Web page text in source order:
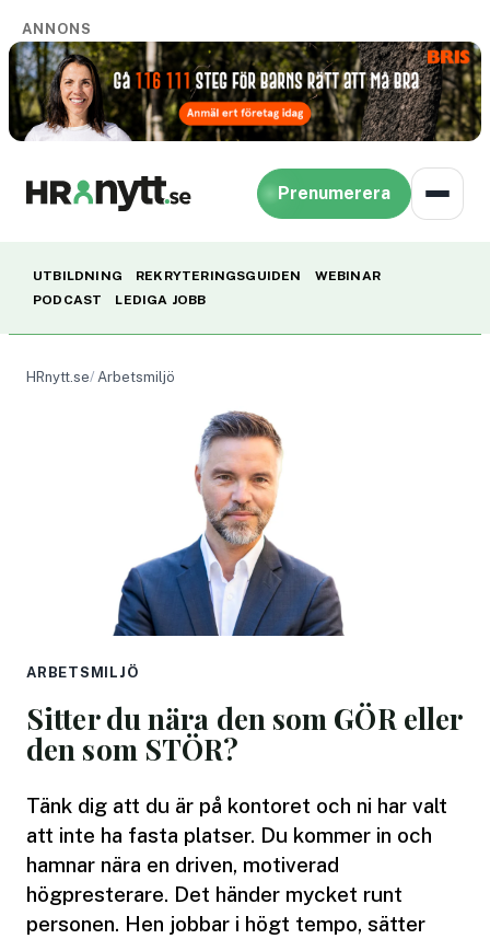
ANNONS
Prenumerera
UTBILDNING REKRYTERINGSGUIDEN
WEBINAR
PODCAST
LEDIGA JOBB
HRnytt.se Arbetsmiljö
ARBETSMILJÖ
Sitter du nära den som GÖR eller
den som STÖR?
Tänk dig att du är på kontoret och ni har valt
att inte ha fasta platser. Du kommer in och
hamnar nära en driven, motiverad
högpresterare. Det händer mycket runt
personen. Hen jobbar i högt tempo, sätter